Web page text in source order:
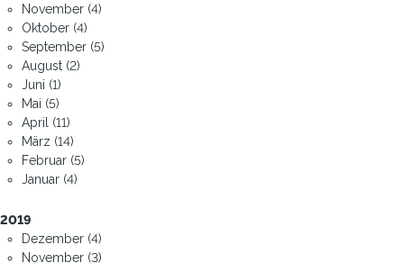
November (4)
Oktober (4)
September (5)
August (2)
Juni (1)
Mai (5)
April (11)
März (14)
Februar (5)
Januar (4)
2019
Dezember (4)
November (3)